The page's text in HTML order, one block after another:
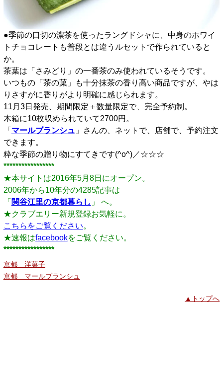
●季節の口切の濃茶を使ったラングドシャに、中身のホワイ
トチョコレートも普段とは違うルセットで作られていると
か。
茶葉は「さみどり」の一番茶のみ使われているそうです。
いつもの「茶の菓」も十分抹茶の香り高い商品ですが、やは
りさすがに香りがより明確に感じられます。
11月3日発売、期間限定＋数量限定で、完全予約制。
木箱に10枚収められていて2700円。
「 マールブランシュ 」さんの、ネットで、店舗で、予約注文
できます。
粋な季節の贈り物にすてきです(^o^)／☆☆☆
*****************
★本サイトは2016年5月8日にオープン。
2006年から10年分の4285記事は
「 関谷江里の京都暮らし 」 へ。
★クラブエリー新規登録お気軽に。
こちらをご覧ください。
★速報はfacebookをご覧ください。
*****************
京都 洋菓子
京都 マールブランシュ
▲トップへ